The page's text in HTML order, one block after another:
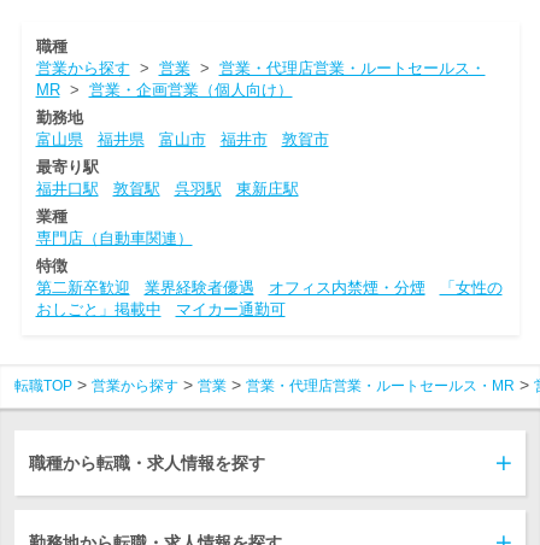
職種
営業から探す > 営業> 営業・代理店営業・ルートセールス・
MR> 営業・企画営業（個人向け）
勤務地
富山県
福井県 富山市 福井市
敦賀市
最寄り駅
福井口駅
敦賀駅 呉羽駅
東新庄駅
業種
専門店（自動車関連）
特徴
第二新卒歓迎
業界経験者優遇 オフィス内禁煙・分煙
「女性の
おしごと」掲載中
マイカー通勤可
転職TOP 営業から探す 営業 営業・代理店営業・ルートセールス・MR
職種から転職・求人情報を探す